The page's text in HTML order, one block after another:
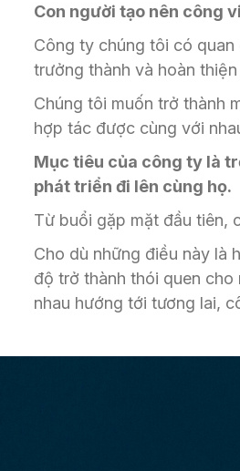
Con người tạo nên công
Công ty chúng tôi có quan
trưởng thành và hoàn
Chúng tôi muốn trở thành
hợp tác được cùng với
Mục tiêu của công ty là
phát triển đi lên cùng họ.
Từ buổi gặp mặt đầu tiên,
Cho dù những điều này là
độ trở thành thói quen
nhau hướng tới tương lai,